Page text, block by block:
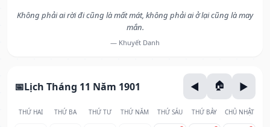
Không phải ai rời đi cũng là mất mát, không phải ai ở lại cũng là may
mắn.
— Khuyết Danh
Lịch Tháng 11 Năm 1901
THỨ HAI THỨ BA THỨ TƯ THỨ NĂM THỨ SÁU THỨ BẢY CHỦ NHẬT